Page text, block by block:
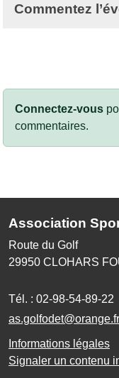
Commentez
Connectez-vous
commentaires.
Association
Route du Golf
29950 CLOHARS
Tél. : 02-98-54-89-22
as.golfodet@orange.fr
Informations légales
Signaler un contenu